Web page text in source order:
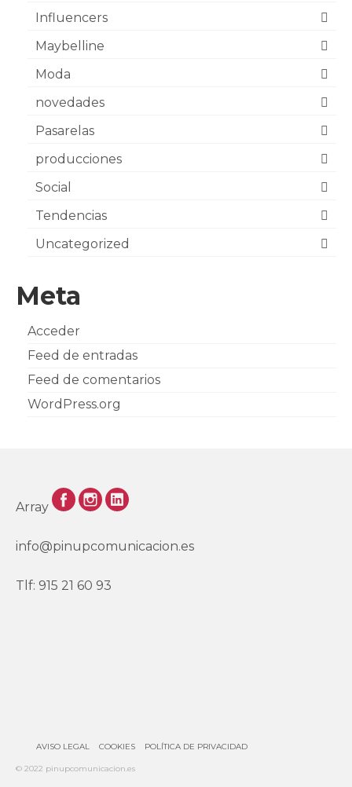
Influencers
Maybelline
Moda
novedades
Pasarelas
producciones
Social
Tendencias
Uncategorized
Meta
Acceder
Feed de entradas
Feed de comentarios
WordPress.org
Array
info@pinupcomunicacion.es
Tlf: 915 21 60 93
AVISO LEGAL COOKIES POLÍTICA DE PRIVACIDAD
© 2022 pinupcomunicacion.es